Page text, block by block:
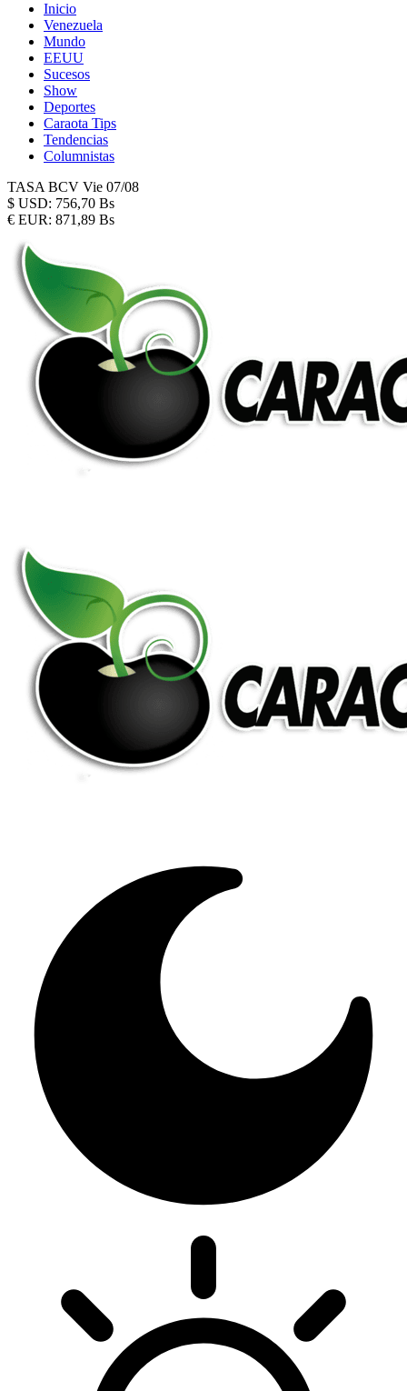
Inicio
Venezuela
Mundo
EEUU
Sucesos
Show
Deportes
Caraota Tips
Tendencias
Columnistas
TASA BCV Vie 07/08
$ USD: 756,70 Bs
€ EUR: 871,89 Bs